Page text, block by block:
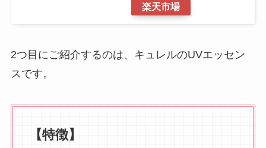
楽天市場
2つ目にご紹介するのは、キュレルのUVエッセン
スです。
【特徴】